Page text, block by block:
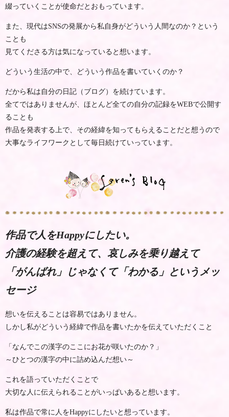
綴っていくことが使命だとおもっています。
また、現代はSNSの発展から私自身がどういう人間なのか？という
ことも
見てくださる方は気になっていると想います。
どういう生活の中で、どういう作品を書いていくのか？
だから私は自分の日記（ブログ）を続けています。
全てではありませんが、ほとんど全ての自分の記録をWEBで公開す
ることも
作品を発表する上で、その経緯を知ってもらえることだと想うので
大事なライフワークとして毎日続けていっています。
作品で人をHappyにしたい。
介護の経験を超えて、哀しみを乗り越えて
「がんばれ」じゃなくて「わかる」というメッ
セージ
想いを伝えることは容易ではありません。
しかし私がどういう経緯で作品を書いたかを伝えていただくこと
「なんでこの漢字のここにお花が咲いたのか？」
～ひとつの漢字の中に詰め込んだ想い～
これを語っていただくことで
大切な人に伝えられることがいっぱいあると想います。
私は作品で常に人をHappyにしたいと想っています。